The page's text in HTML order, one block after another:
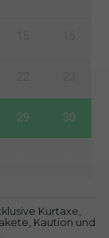
29 30
Kurtaxe,
Kaution und